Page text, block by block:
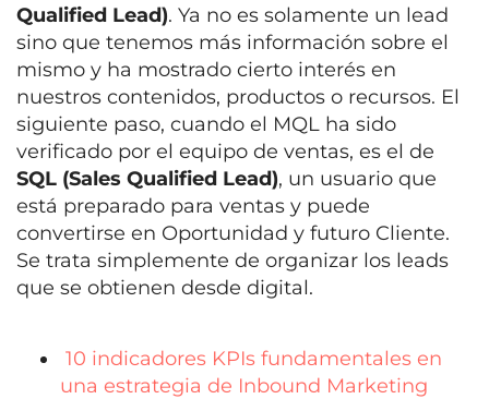
Qualified Lead). Ya no es solamente un lead
sino que tenemos más información sobre el
mismo y ha mostrado cierto interés en
nuestros contenidos, productos o recursos. El
siguiente paso, cuando el MQL ha sido
verificado por el equipo de ventas, es el de
SQL (Sales Qualified Lead), un usuario que
está preparado para ventas y puede
convertirse en Oportunidad y futuro Cliente.
Se trata simplemente de organizar los leads
que se obtienen desde digital.
10 indicadores KPIs fundamentales en
una estrategia de Inbound Marketing